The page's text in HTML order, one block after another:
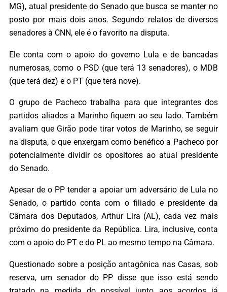
MG), atual presidente do Senado que busca se manter no
posto por mais dois anos. Segundo relatos de diversos
senadores à CNN, ele é o favorito na disputa.
Ele conta com o apoio do governo Lula e de bancadas
numerosas, como o PSD (que terá 13 senadores), o MDB
(que terá dez) e o PT (que terá nove).
O grupo de Pacheco trabalha para que integrantes dos
partidos aliados a Marinho fiquem ao seu lado. Também
avaliam que Girão pode tirar votos de Marinho, se seguir
na disputa, o que enxergam como benéfico a Pacheco por
potencialmente dividir os opositores ao atual presidente
do Senado.
Apesar de o PP tender a apoiar um adversário de Lula no
Senado, o partido conta com o filiado e presidente da
Câmara dos Deputados, Arthur Lira (AL), cada vez mais
próximo do presidente da República. Lira, inclusive, conta
com o apoio do PT e do PL ao mesmo tempo na Câmara.
Questionado sobre a posição antagônica nas Casas, sob
reserva, um senador do PP disse que isso está sendo